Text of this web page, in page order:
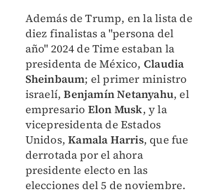
Además de Trump, en la lista de
diez finalistas a "persona del
año" 2024 de Time estaban la
presidenta de México, Claudia
Sheinbaum; el primer ministro
israelí,Benjamín Netanyahu, el
empresario Elon Musk, y la
vicepresidenta de Estados
Unidos,Kamala Harris, que fue
derrotada por el ahora
presidente electo en las
elecciones del 5 de noviembre.